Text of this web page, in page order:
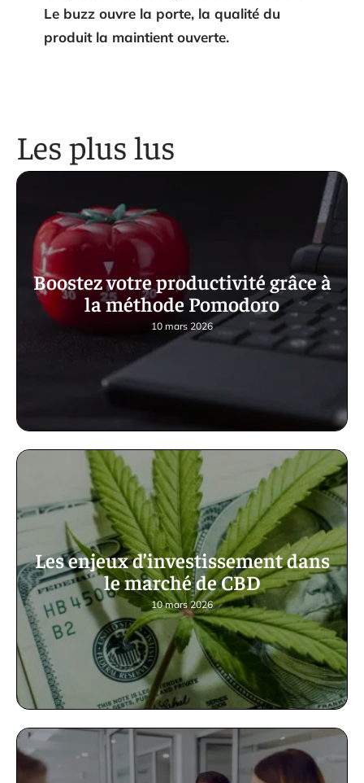
Le buzz ouvre la porte, la qualité du
produit la maintient ouverte.
Les plus lus
Boostez votre productivité grâce à
la méthode Pomodoro
10 mars 2026
Les enjeux d’investissement dans
le marché de CBD
10 mars 2026